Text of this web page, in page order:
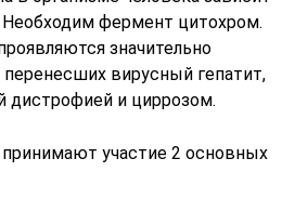
Необходим фермент цитохром.
значительно
перенесших вирусный гепатит,
и циррозом.
участие 2 основных